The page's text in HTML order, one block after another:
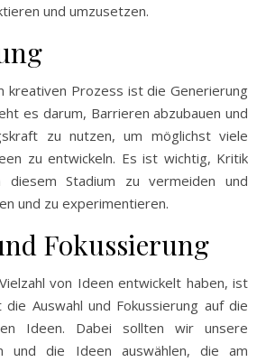
und umzusetzen.
kreativen Prozess ist die Generierung
es darum, Barrieren abzubauen und
zu nutzen, um möglichst viele
zu entwickeln. Es ist wichtig, Kritik
diesem Stadium zu vermeiden und
und zu experimentieren.
Fokussierung
von Ideen entwickelt haben, ist
Auswahl und Fokussierung auf die
Ideen. Dabei sollten wir unsere
und die Ideen auswählen, die am